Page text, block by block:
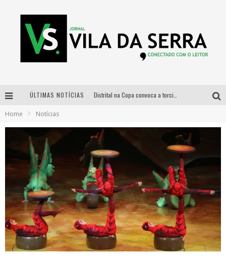
ÚLTIMAS NOTÍCIAS Curso gratuito de Design de Moda chega a Balneário Água Limpa, em Nova Lima (MG)
Designer mineira lança jogo educativo sobre coleta seletiva na maior feira de jogos de tabuleiro da América Latina
Home Notícias